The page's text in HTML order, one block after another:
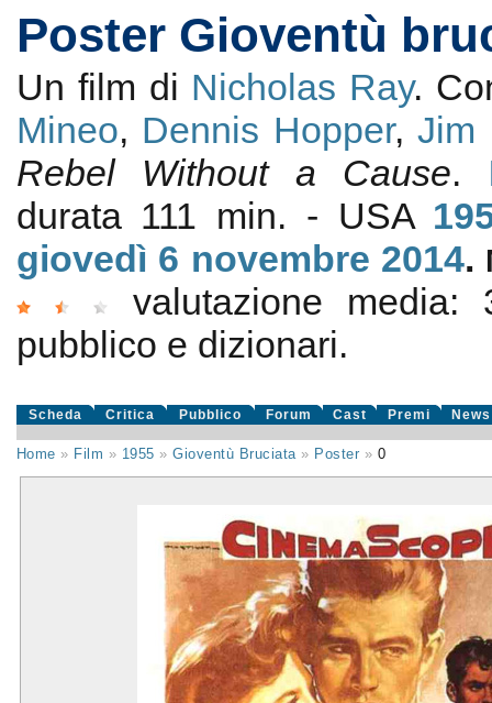
Poster Gioventù
Un film di Nicholas Ray.
Mineo, Dennis Hopper,Jim
Rebel Without a Cause.
durata 111 min. - USA
giovedì 6 novembre 2014.
valutazione media:
pubblico e dizionari.
Scheda Critica Pubblico Forum Cast Premi News
Home » Film » 1955 »Gioventù Bruciata» Poster » 0